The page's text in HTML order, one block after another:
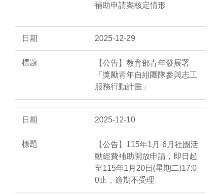
補助申請案核定情形
2025-12-29
【公告】教育部青年發展署
「獎勵青年自組團隊參與志工
服務行動計畫」
2025-12-10
【公告】115年1月-6月社團活
動經費補助開放申請，即日起
至115年1月20日(星期二)17:0
0止，逾期不受理